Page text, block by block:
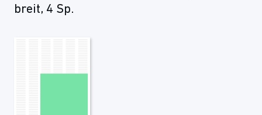
breit, 4 Sp.